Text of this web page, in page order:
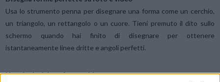
Usa lo strumento penna per disegnare una forma come un cerchio,
un triangolo, un rettangolo o un cuore. Tieni premuto il dito sullo
schermo quando hai finito di disegnare per ottenere
istantaneamente linee dritte e angoli perfetti.
Nuovi adesivi per foto e video